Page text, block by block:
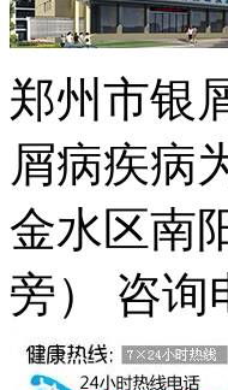
郑州市银
屑病疾病
金水区南
旁）
咨询